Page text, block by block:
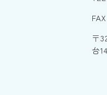
〒
台